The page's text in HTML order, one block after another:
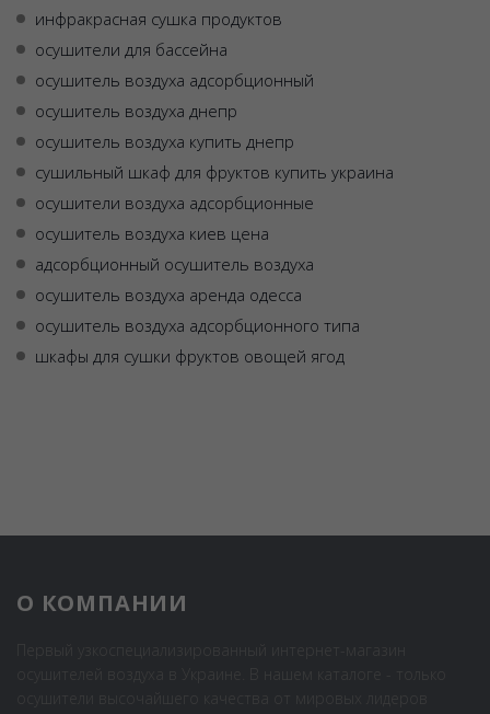
инфракрасная сушка продуктов
осушители для бассейна
осушитель воздуха адсорбционный
осушитель воздуха днепр
осушитель воздуха купить днепр
сушильный шкаф для фруктов купить украина
осушители воздуха адсорбционные
осушитель воздуха киев цена
адсорбционный осушитель воздуха
осушитель воздуха аренда одесса
осушитель воздуха адсорбционного типа
шкафы для сушки фруктов овощей ягод
О КОМПАНИИ